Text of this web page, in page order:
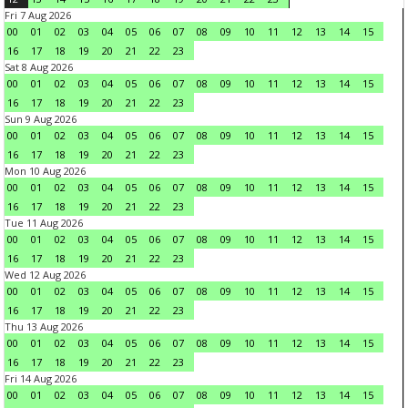
Fri 7 Aug 2026
00
01 02 03 04 05 06 07 08 09 10 11 12 13 14
15
16
17 18 19 20 21 22
23
Sat 8 Aug 2026
00
01 02 03 04 05 06 07 08 09 10 11 12 13 14
15
16
17 18 19 20 21 22
23
Sun 9 Aug 2026
00
01 02 03 04 05 06 07 08 09 10 11 12 13 14
15
16
17 18 19 20 21 22
23
Mon 10 Aug 2026
00
01 02 03 04 05 06 07 08 09 10 11 12 13 14
15
16
17 18 19 20 21 22
23
Tue 11 Aug 2026
00
01 02 03 04 05 06 07 08 09 10 11 12 13 14
15
16
17 18 19 20 21 22
23
Wed 12 Aug 2026
00
01 02 03 04 05 06 07 08 09 10 11 12 13 14
15
16
17 18 19 20 21 22
23
Thu 13 Aug 2026
00
01 02 03 04 05 06 07 08 09 10 11 12 13 14
15
16
17 18 19 20 21 22
23
Fri 14 Aug 2026
00
01 02 03 04 05 06 07 08 09 10 11 12 13 14
15